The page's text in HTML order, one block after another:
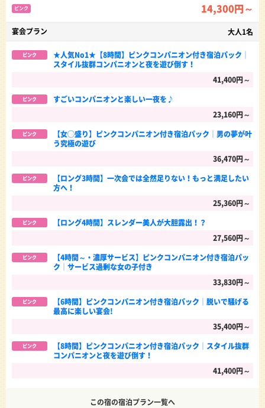
ピンク 14,300円～
宴会プラン 大人1名
ピンク
★人気No1★【8時間】ピンクコンパニオン付き宿泊パック│
スタイル抜群コンパニオンと夜を遊び倒す！
41,400円～
ピンク
すごいコンパニオンと楽しい一夜を♪
23,160円～
ピンク
【女◯盛り】ピンクコンパニオン付き宿泊パック│男の夢が叶
う究極の遊び
36,470円～
ピンク
【ロング3時間】一次会では全然足りない！もっと満足したい
方へ！
25,360円～
ピンク
【ロング4時間】スレンダー美人が大胆露出！？
27,560円～
ピンク
【4時間～・濃厚サービス】ピンクコンパニオン付き宿泊パッ
ク│サービス過剰な女の子付き
33,830円～
ピンク
【6時間】ピンクコンパニオン付き宿泊パック│脱いで騒げる
最高に楽しい宴会!
35,400円～
ピンク
【8時間】ピンクコンパニオン付き宿泊パック│スタイル抜群
コンパニオンと夜を遊び倒す！
41,400円～
この宿の宿泊プラン一覧へ